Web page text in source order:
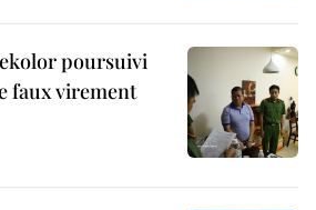
poursuivi
faux virement